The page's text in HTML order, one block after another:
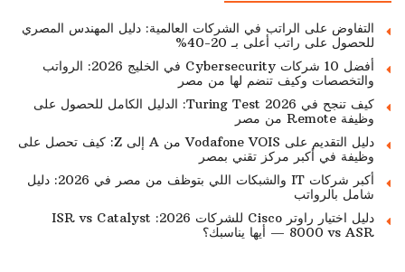
التفاوض على الراتب في الشركات العالمية: دليل المهندس المصري
للحصول على راتب أعلى بـ 20-40%
أفضل 10 شركات Cybersecurity في الخليج 2026: الرواتب
والتخصصات وكيف تنضم لها من مصر
كيف تنجح في Turing Test 2026: الدليل الكامل للحصول على
وظيفة Remote من مصر
دليل التقديم على Vodafone VOIS من A إلى Z: كيف تحصل على
وظيفة في أكبر مركز تقني بمصر
أكبر شركات IT والشبكات اللي بتوظف من مصر في 2026: دليل
شامل بالرواتب
دليل اختيار راوتر Cisco للشركات 2026: ISR vs Catalyst
8000 vs ASR — أيها يناسبك؟